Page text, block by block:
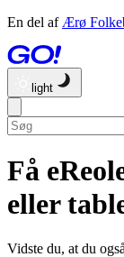
En del af Ærø
light
Få
eller
Vidste du, at du